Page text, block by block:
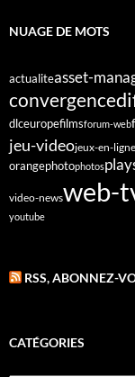
NUAGE DE MOTS
actualiteasset-
convergence
dlceuropefilmsforum-web
jeu-videojeux-en-ligne
orangephotophotos
video-newsweb-
youtube
RSS, ABONNEZ-
CATÉGORIES